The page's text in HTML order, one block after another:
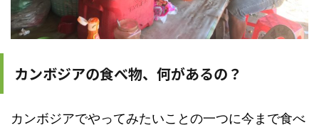
カンボジアの食べ物、何があるの？
カンボジアでやってみたいことの一つに今まで食べ